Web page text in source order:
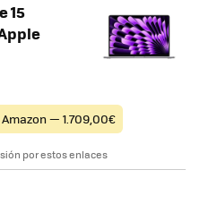
15
Amazon — 1.709,00€
por estos enlaces